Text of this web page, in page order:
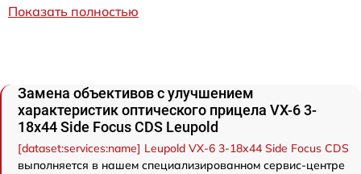
Показать полностью
Замена объективов с улучшением
характеристик оптического прицела VX-6 3-
18x44 Side Focus CDS Leupold
[dataset:services:name] Leupold VX-6 3-18x44 Side Focus CDS
выполняется в нашем специализированном сервис-центре